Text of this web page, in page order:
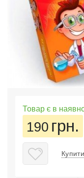
Товар є в
190 грн.